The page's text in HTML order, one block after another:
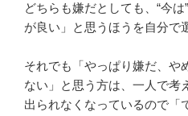
どちらも嫌だとしても、“今
が良い」と思うほうを自分で
それでも「やっぱり嫌だ、や
ない」と思う方は、一人で考
出られなくなっているので「